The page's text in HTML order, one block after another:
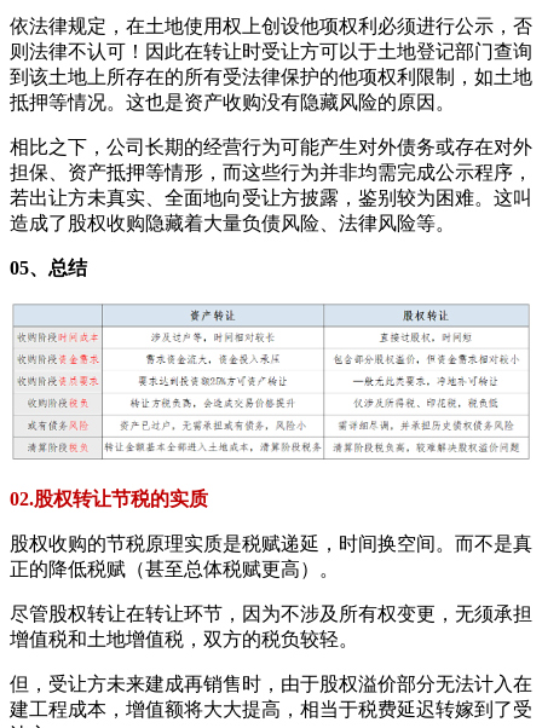
依法律规定，在土地使用权上创设他项权利必须进行公示，否
则法律不认可！因此在转让时受让方可以于土地登记部门查询
到该土地上所存在的所有受法律保护的他项权利限制，如土地
抵押等情况。这也是资产收购没有隐藏风险的原因。
相比之下，公司长期的经营行为可能产生对外债务或存在对外
担保、资产抵押等情形，而这些行为并非均需完成公示程序，
若出让方未真实、全面地向受让方披露，鉴别较为困难。这叫
造成了股权收购隐藏着大量负债风险、法律风险等。
05、总结
02.股权转让节税的实质
股权收购的节税原理实质是税赋递延，时间换空间。而不是真
正的降低税赋（甚至总体税赋更高）。
尽管股权转让在转让环节，因为不涉及所有权变更，无须承担
增值税和土地增值税，双方的税负较轻。
但，受让方未来建成再销售时，由于股权溢价部分无法计入在
建工程成本，增值额将大大提高，相当于税费延迟转嫁到了受